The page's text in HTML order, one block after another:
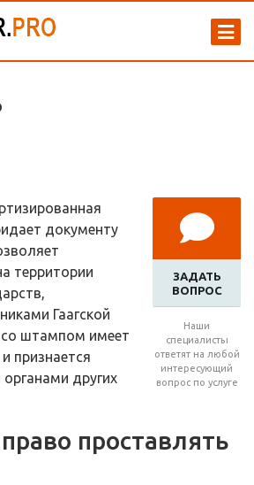
ЗАДАТЬ
ВОПРОС
Наши
специалисты
ответят на любой
интересующий
вопрос по услуге
документу
территории
Гаагской
со штампом имеет
признается
других
проставлять